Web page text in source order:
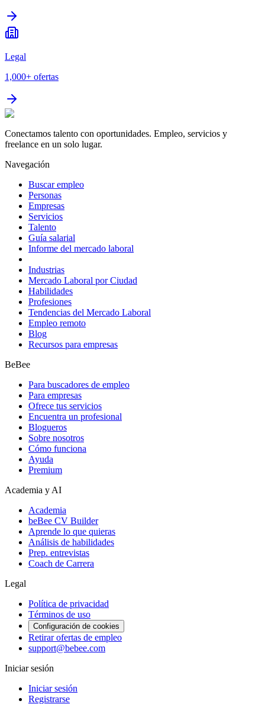
Legal
1,000+ ofertas
Conectamos talento con oportunidades. Empleo, servicios y
freelance en un solo lugar.
Navegación
Buscar empleo
Personas
Empresas
Servicios
Talento
Guía salarial
Informe del mercado laboral
Industrias
Mercado Laboral por Ciudad
Habilidades
Profesiones
Tendencias del Mercado Laboral
Empleo remoto
Blog
Recursos para empresas
BeBee
Para buscadores de empleo
Para empresas
Ofrece tus servicios
Encuentra un profesional
Blogueros
Sobre nosotros
Cómo funciona
Ayuda
Premium
Academia y AI
Academia
beBee CV Builder
Aprende lo que quieras
Análisis de habilidades
Prep. entrevistas
Coach de Carrera
Legal
Política de privacidad
Términos de uso
Configuración de cookies
Retirar ofertas de empleo
support@bebee.com
Iniciar sesión
Iniciar sesión
Registrarse